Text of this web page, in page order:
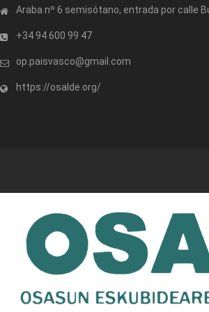
Araba nº 6 semisótano, entrada por calle
+34 94 600 99 47
op.paisvasco@gmail.com
https://osalde.org/